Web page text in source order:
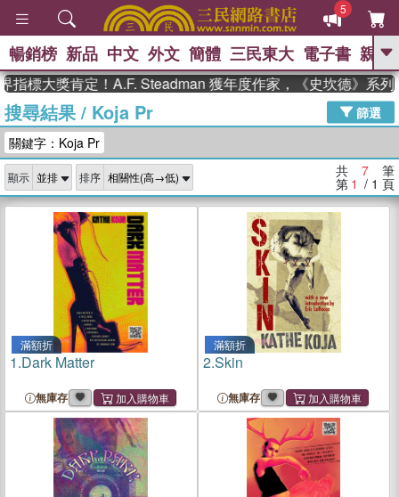
5
GO
The Odyssey 、
父親節 、 如果歷史是一群喵 、 暑期
念華 、 台灣的李登輝時代 、 數學女
孩：黎曼猜想
偉大的迷走神經
暢銷榜 新品 中文 外文 簡體 三民東大 電子書 親子
標大獎肯定！A.F. Steadman 獲年度作家，《史坎德》系列
搜尋結果/ Koja Pr
篩選
關鍵字：Koja Pr
顯示 排序 共 7 筆
第 1 / 1 頁
滿額折
1.Dark Matter
無庫存
滿額折
2.Skin
無庫存